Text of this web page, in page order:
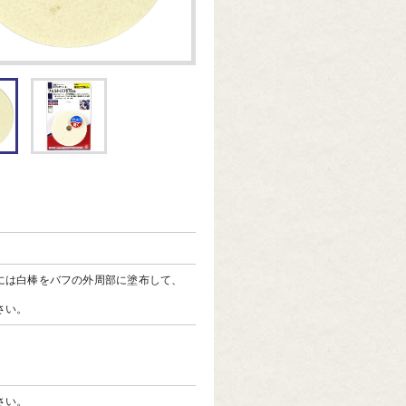
白棒をバフの外周部に塗布して、
。
。